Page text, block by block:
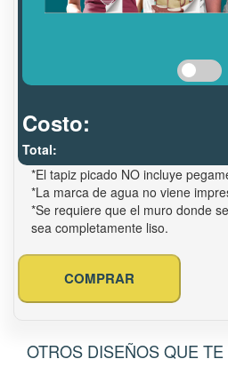
Costo:
Total:
*El tapiz picado NO incluye
*La marca de agua no viene
*Se requiere que el muro donde
sea completamente liso.
COMPRAR
OTROS DISEÑOS QUE